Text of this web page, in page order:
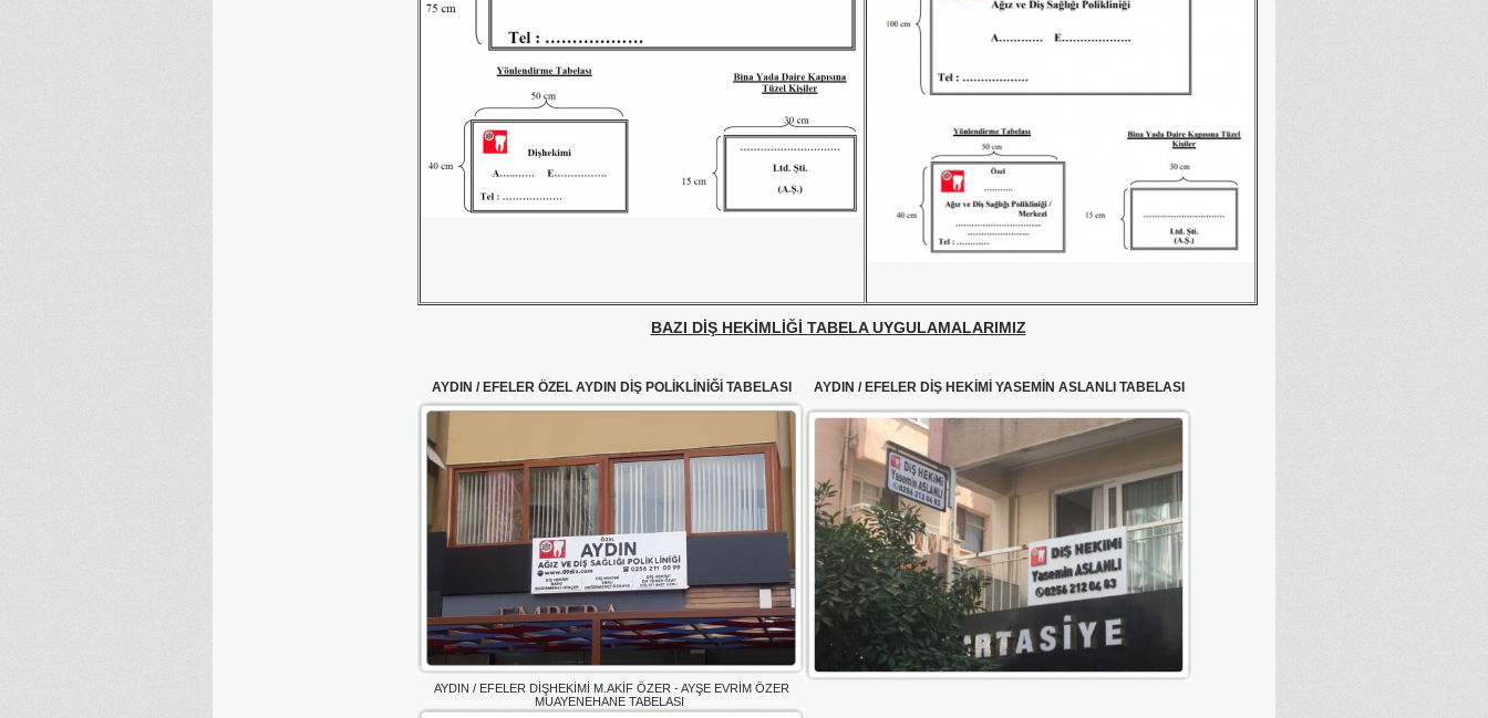
BAZI DİŞ HEKİMLİĞİ TABELA UYGULAMALARIMIZ
AYDIN / EFELER ÖZEL AYDIN DİŞ POLİKLİNİĞİ TABELASI AYDIN / EFELER DİŞ HEKİMİ YASEMİN ASLANLI TABELASI
AYDIN / EFELER DİŞHEKİMİ M.AKİF ÖZER - AYŞE EVRİM ÖZER
MUAYENEHANE TABELASI